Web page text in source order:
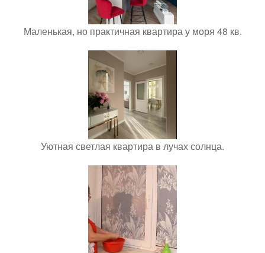
Маленькая, но практичная квартира у моря 48 кв.
Уютная светлая квартира в лучах солнца.